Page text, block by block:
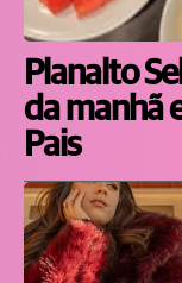
Planalto
da manhã
Pais